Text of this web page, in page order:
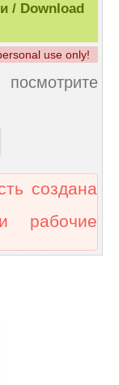
/ Download
use only!
создана
рабочие